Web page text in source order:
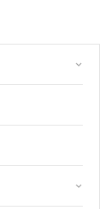
keyboard_arrow_down
keyboard_arrow_down